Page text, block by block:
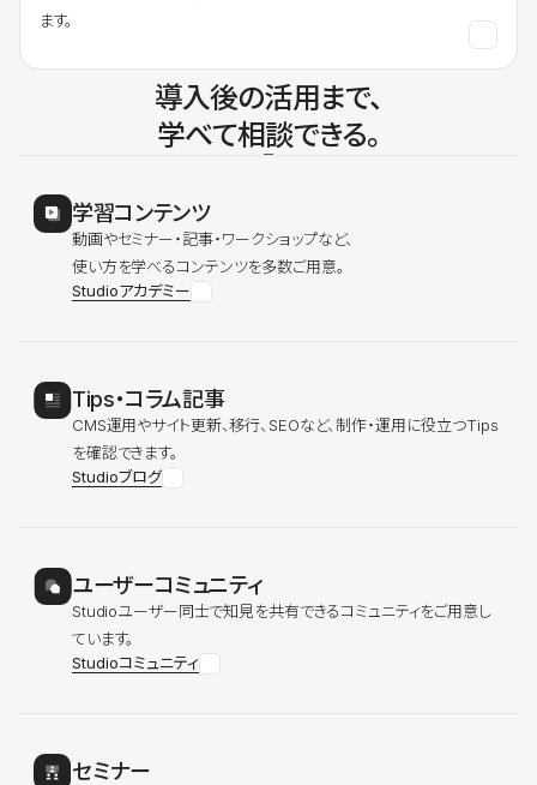
ます。
導入後の活用まで、
学べて相談できる。
学習コンテンツ
動画やセミナー・記事・ワークショップなど、
使い方を学べるコンテンツを多数ご用意。
Studioアカデミー
Tips・コラム記事
CMS運用やサイト更新、移行、SEOなど、制作・運用に役立つTips
を確認できます。
Studioブログ
ユーザーコミュニティ
Studioユーザー同士で知見を共有できるコミュニティをご用意し
ています。
Studioコミュニティ
セミナー